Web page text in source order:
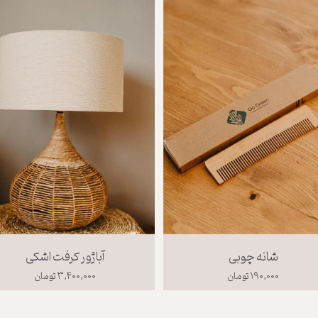
آباژور کرفت اشکی
۳,۴۰۰,۰۰۰ تومان
شانه چوبی
۱۹۰,۰۰۰ تومان